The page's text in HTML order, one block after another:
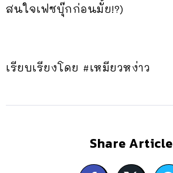
สนใจเฟซบุ๊กก่อนมั้ย!?)
เรียบเรียงโดย #เหมียวหง่าว
Share Article